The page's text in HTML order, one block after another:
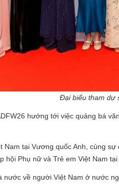
Đại biểu tham dự
hướng tới việc quảng bá
tại Vương quốc Anh, cùng
Phụ nữ và Trẻ em Việt Nam
về người Việt Nam ở nước